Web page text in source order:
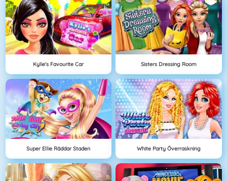
Kylie's Favourite Car Sisters Dressing Room
Super Ellie Räddar Staden White Party Överraskning